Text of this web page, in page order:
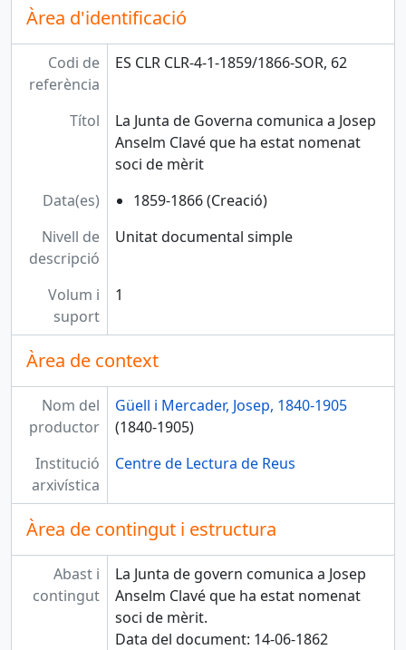
Àrea d'identificació
Codi de
referència
ES CLR CLR-4-1-1859/1866-SOR, 62
Títol
La Junta de Governa comunica a Josep
Anselm Clavé que ha estat nomenat
soci de mèrit
Data(es)
1859-1866 (Creació)
Nivell de
descripció
Unitat documental simple
Volum i
suport
1
Àrea de context
Nom del
productor
Güell i Mercader, Josep, 1840-1905
(1840-1905)
Institució
arxivística
Centre de Lectura de Reus
Àrea de contingut i estructura
Abast i
contingut
La Junta de govern comunica a Josep
Anselm Clavé que ha estat nomenat
soci de mèrit.
Data del document: 14-06-1862